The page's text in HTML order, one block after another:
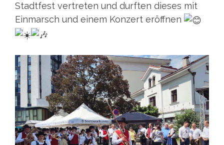
Stadtfest vertreten und durften dieses mit
Einmarsch und einem Konzert eröffnen